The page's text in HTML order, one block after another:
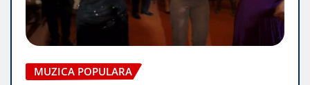
MUZICA POPULARA